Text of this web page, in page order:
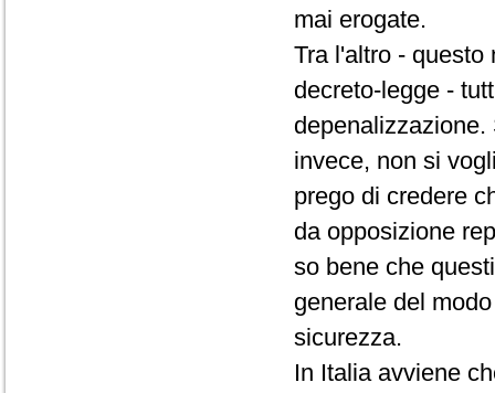
mai erogate.
Tra l'altro - questo
decreto-legge -
invece, non si
prego di credere
da opposizione
so bene che
generale del
sicurezza.
In Italia avviene